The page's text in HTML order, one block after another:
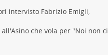
intervisto Fabrizio Emigli,
che vola per "Noi non ci